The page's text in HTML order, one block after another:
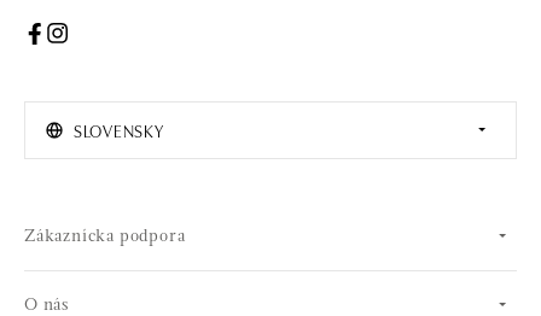
SLOVENSKY
Zákaznícka podpora
O nás